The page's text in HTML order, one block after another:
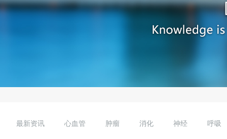
最新资讯 心血管 肿瘤 消化 神经 呼吸